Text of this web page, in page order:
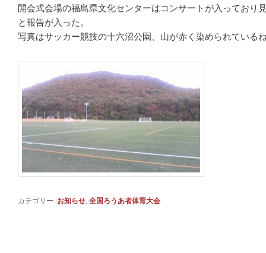
開会式会場の福島県文化センターはコンサートが入っており
と報告が入った。
写真はサッカー競技の十六沼公園、山が赤く染められている
カテゴリー: お知らせ 全国ろうあ者体育大会